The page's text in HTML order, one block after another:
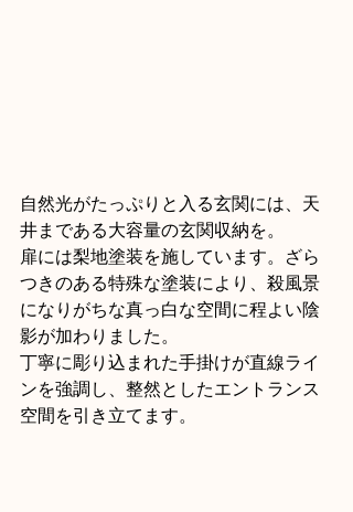
自然光がたっぷりと入る玄関には、天
井まである大容量の玄関収納を。
扉には梨地塗装を施しています。ざら
つきのある特殊な塗装により、殺風景
になりがちな真っ白な空間に程よい陰
影が加わりました。
丁寧に彫り込まれた手掛けが直線ライ
ンを強調し、整然としたエントランス
空間を引き立てます。